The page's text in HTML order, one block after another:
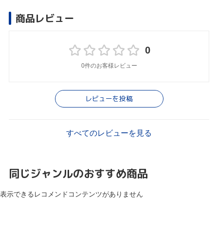
商品レビュー
0
0件のお客様レビュー
レビューを投稿
すべてのレビューを見る
同じジャンルのおすすめ商品
表示できるレコメンドコンテンツがありません